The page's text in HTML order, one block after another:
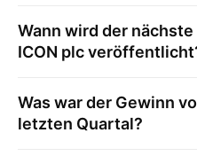
Wann wird der
ICON plc
Was war der Gewinn
letzten Quartal?